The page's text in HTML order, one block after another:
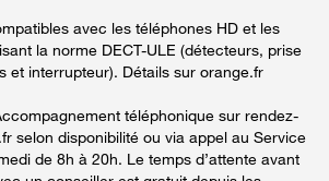
avec les téléphones HD et les
la norme DECT-ULE (détecteurs, prise
et interrupteur). Détails sur orange.fr
téléphonique sur rendez-
selon disponibilité ou via appel au Service
de 8h à 20h. Le temps d’attente avant